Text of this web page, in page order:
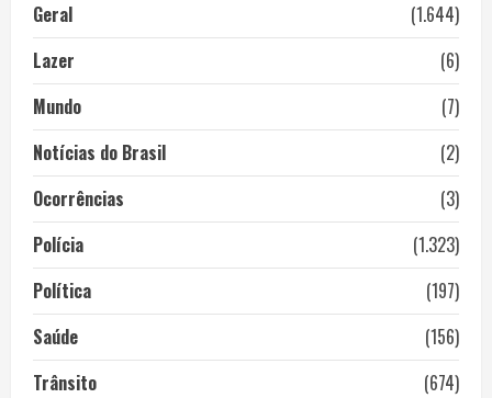
Geral
(1.644)
Lazer
(6)
Mundo
(7)
Notícias do Brasil
(2)
Ocorrências
(3)
Polícia
(1.323)
Política
(197)
Saúde
(156)
Trânsito
(674)